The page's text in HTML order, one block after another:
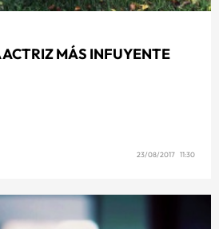
MÁS INFUYENTE
23/08/2017 11:30